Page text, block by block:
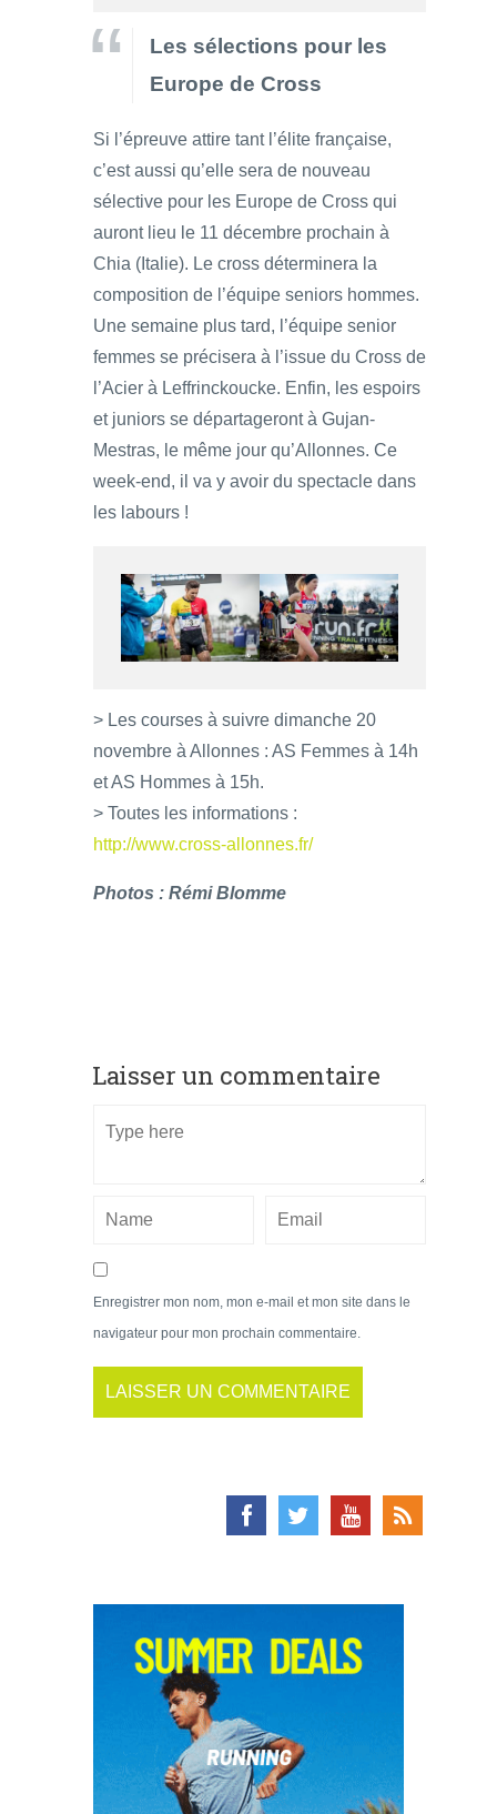
Les sélections pour les
Europe de Cross
Si l’épreuve attire tant l’élite française,
c’est aussi qu’elle sera de nouveau
sélective pour les Europe de Cross qui
auront lieu le 11 décembre prochain à
Chia (Italie). Le cross déterminera la
composition de l’équipe seniors hommes.
Une semaine plus tard, l’équipe senior
femmes se précisera à l’issue du Cross de
l’Acier à Leffrinckoucke. Enfin, les espoirs
et juniors se départageront à Gujan-
Mestras, le même jour qu’Allonnes. Ce
week-end, il va y avoir du spectacle dans
les labours !
> Les courses à suivre dimanche 20
novembre à Allonnes : AS Femmes à 14h
et AS Hommes à 15h.
> Toutes les informations :
http://www.cross-allonnes.fr/
Photos : Rémi Blomme
Laisser un commentaire
Enregistrer mon nom, mon e-mail et mon site dans le
navigateur pour mon prochain commentaire.